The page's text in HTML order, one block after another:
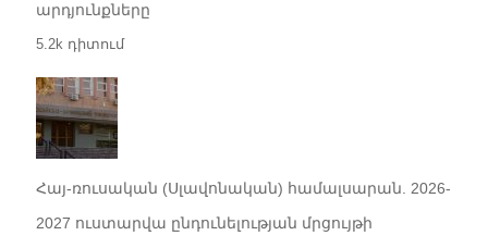
արդյունքները
5.2k դիտում
Հայ-ռուսական (Սլավոնական) համալսարան. 2026-
2027 ուստարվա ընդունելության մրցույթի